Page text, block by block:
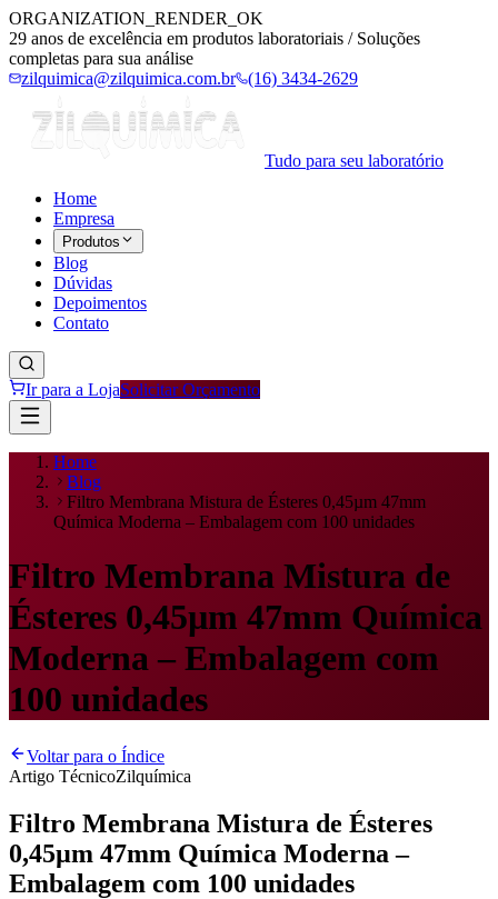
ORGANIZATION_RENDER_OK
29 anos de excelência em produtos laboratoriais / Soluções
completas para sua análise
zilquimica@zilquimica.com.br
(16) 3434-2629
Tudo para seu laboratório
Home
Empresa
Produtos
Blog
Dúvidas
Depoimentos
Contato
Ir para a LojaSolicitar Orçamento
Home
Blog
Filtro Membrana Mistura de Ésteres 0,45µm 47mm
Química Moderna – Embalagem com 100 unidades
Filtro Membrana Mistura de
Ésteres 0,45µm 47mm Química
Moderna – Embalagem com
100 unidades
Voltar para o Índice
Artigo TécnicoZilquímica
Filtro Membrana Mistura de Ésteres
0,45µm 47mm Química Moderna –
Embalagem com 100 unidades